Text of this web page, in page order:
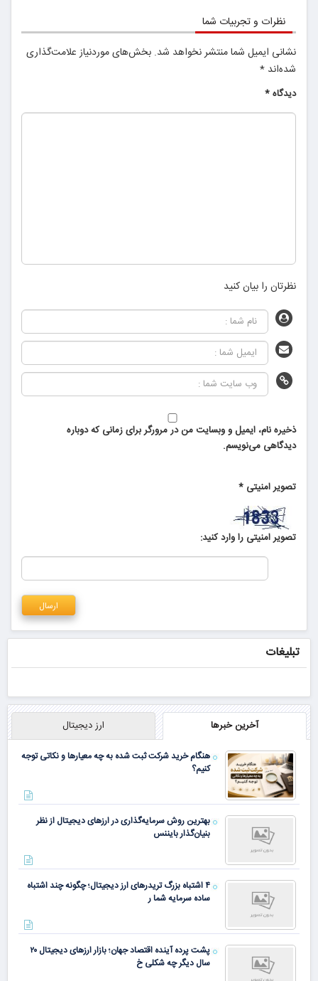
نظرات و تجربیات شما
نشانی ایمیل شما منتشر نخواهد شد. بخش‌های موردنیاز علامت‌گذاری
شده‌اند *
دیدگاه*
نظرتان را بیان کنید
ذخیره نام، ایمیل و وبسایت من در مرورگر برای زمانی که دوباره
دیدگاهی می‌نویسم.
تصویر امنیتی *
تصویر امنیتی را وارد کنید:
تبلیغات
آخرین خبرها ارز دیجیتال
هنگام خرید شرکت ثبت شده به چه معیارها و نکاتی توجه
کنیم؟
بهترین روش سرمایه‌گذاری در ارزهای دیجیتال از نظر
بنیان‌گذار بایننس
۴ اشتباه بزرگ تریدرهای ارز دیجیتال؛ چگونه چند اشتباه
ساده سرمایه شما ر
پشت پرده آینده اقتصاد جهان؛ بازار ارزهای دیجیتال ۲۰
سال دیگر چه شکلی خ